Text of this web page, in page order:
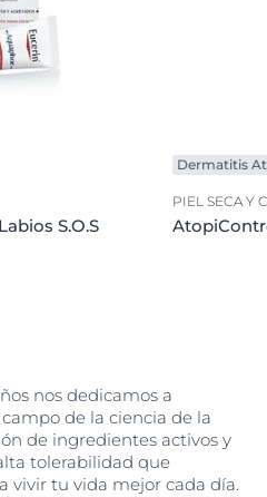
S.O.S
Dermatitis
PIEL SECA Y
nos dedicamos a
de la ciencia de la
de ingredientes activos y
tolerabilidad que
vivir tu vida mejor cada día.